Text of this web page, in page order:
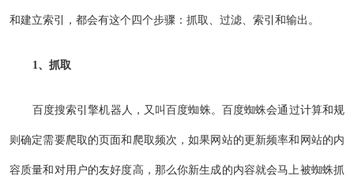
和建立索引，都会有这个四个步骤：抓取、过滤、索引和输出。
1、抓取
百度搜索引擎机器人，又叫百度蜘蛛。百度蜘蛛会通过计算和规
则确定需要爬取的页面和爬取频次，如果网站的更新频率和网站的内
容质量和对用户的友好度高，那么你新生成的内容就会马上被蜘蛛抓